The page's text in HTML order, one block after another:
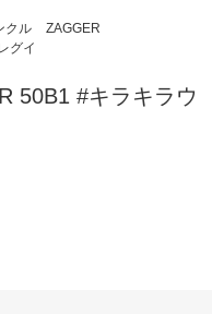
クル
ZAGGER
グイ
50B1 #キラキラウ